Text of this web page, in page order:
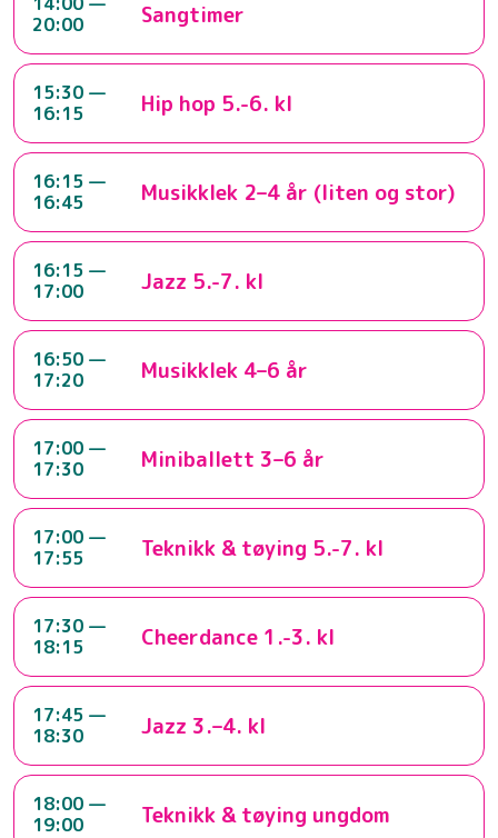
20:00
Sangtimer
15:30 —
16:15
Hip hop 5.-6. kl
16:15 —
16:45
Musikklek 2–4 år (liten og stor)
16:15 —
17:00
Jazz 5.-7. kl
16:50 —
17:20
Musikklek 4–6 år
17:00 —
17:30
Miniballett 3–6 år
17:00 —
17:55
Teknikk & tøying 5.-7. kl
17:30 —
18:15
Cheerdance 1.-3. kl
17:45 —
18:30
Jazz 3.–4. kl
18:00 —
19:00
Teknikk & tøying ungdom